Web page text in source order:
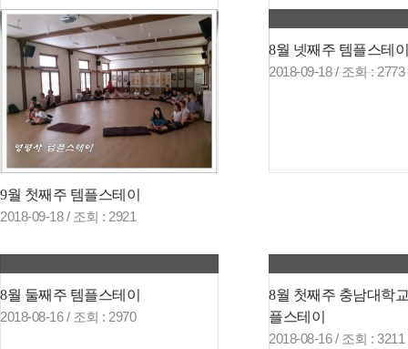
9월 첫째주 템플스테이
2018-09-18 / 조회 : 2921
8월 넷째주 템플스테이
2018-09-18 /조회: 2773
8월 둘째주 템플스테이
2018-08-16 / 조회 : 2970
8월 첫째주 충남대학
플스테이
2018-08-16 / 조회 : 3211